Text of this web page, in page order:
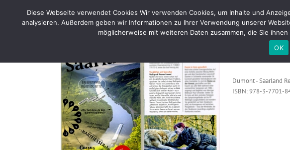
Home Portfolio Fotostudio
Dumont –
Dumont - Saarland
ISBN: 978-3-7701-
Diese Webseite verwendet Cookies Wir verwenden Cookies, um Inhalte und
analysieren. Außerdem geben wir Informationen zu Ihrer Verwendung unserer
möglicherweise mit weiteren Daten zusammen, die Sie
OK